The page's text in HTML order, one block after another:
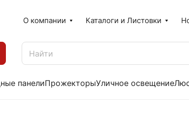
О компании Каталоги и Листовки
панелиПрожекторыУличное освещение